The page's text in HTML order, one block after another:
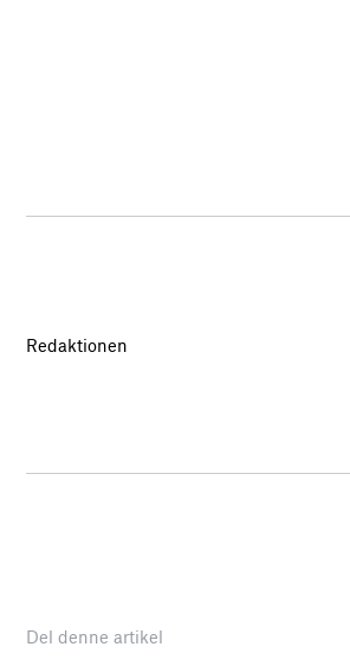
Redaktionen
Del denne artikel